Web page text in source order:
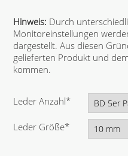
Hinweis: Durch
Monitoreinstellungen
dargestellt. Aus diesen
gelieferten Produkt und
kommen.
P
l
Leder Anzahl*
PLeder Größe*